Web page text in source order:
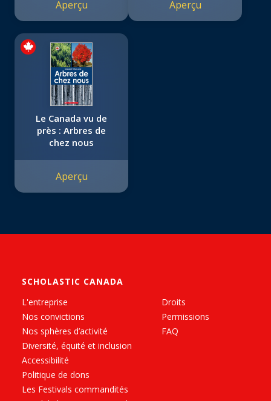
Aperçu Aperçu
Le Canada vu de
près : Arbres de
chez nous
Aperçu
SCHOLASTIC CANADA
L'entreprise
Nos convictions
Nos sphères d’activité
Diversité, équité et inclusion
Accessibilité
Politique de dons
Les Festivals commandités
Droits
Permissions
FAQ